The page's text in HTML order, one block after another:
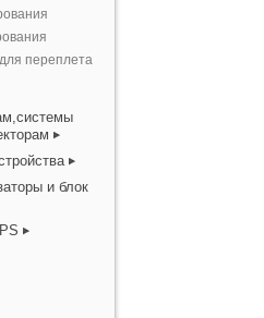
переплета
и блок